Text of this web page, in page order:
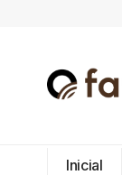
Inicial